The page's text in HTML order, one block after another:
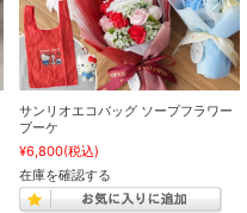
サンリオエコバッグ ソープフラワー
ブーケ
¥6,800(税込)
在庫を確認する